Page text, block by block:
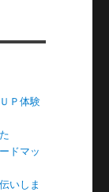
Ｐ体験
ドマッ
いしま